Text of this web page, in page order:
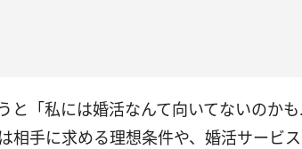
と「私には婚活なんて向いてないのか
相手に求める理想条件や、婚活サービ